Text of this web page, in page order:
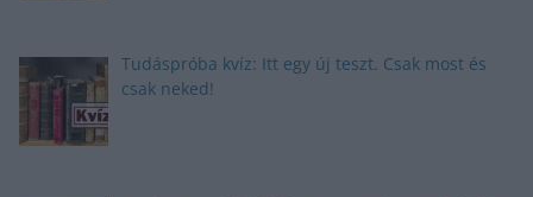
Tudáspróba kvíz: Itt egy új teszt. Csak most és
csak neked!